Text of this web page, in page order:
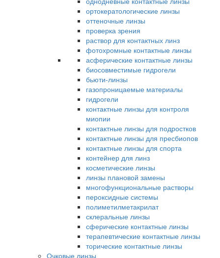
ортокератологические линзы
оттеночные линзы
проверка зрения
раствор для контактных линз
фотохромные контактные линзы
асферические контактные линзы
биосовместимые гидрогели
бьюти-линзы
газопроницаемые материалы
гидрогели
контактные линзы для контроля
миопии
контактные линзы для подростков
контактные линзы для пресбиопов
контактные линзы для спорта
контейнер для линз
косметические линзы
линзы плановой замены
многофункциональные растворы
пероксидные системы
полиметилметакрилат
склеральные линзы
сферические контактные линзы
терапевтические контактные линзы
торические контактные линзы
Очковые линзы